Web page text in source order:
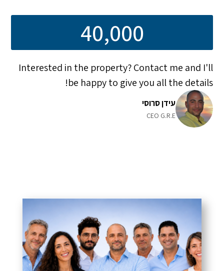
40,000
Interested in the property? Contact me and I'll
be happy to give you all the details!
עידן סרוסי
CEO G.R.E